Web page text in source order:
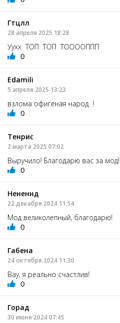
Гтцлл
28 апреля 2025 18:28
Уухх ТОП ТОП ТООООППП
0
Edamili
5 апреля 2025 13:23
взлома офигеная народ !
0
Тенрис
2 марта 2025 07:02
Выручило! Благодарю вас за мод!
0
Нененнд
22 декабря 2024 11:54
Мод великолепный, благодарю!
0
Габена
24 октября 2024 11:30
Вау, я реально счастлив!
0
Горад
30 июня 2024 07:45